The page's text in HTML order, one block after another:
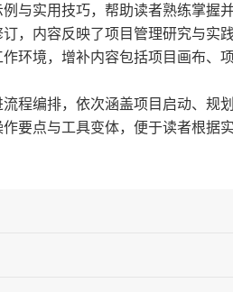
与实用技巧，帮助读者熟练掌握
，内容反映了项目管理研究与实
环境，增补内容包括项目画布、
程编排，依次涵盖项目启动、规
要点与工具变体，便于读者根据实